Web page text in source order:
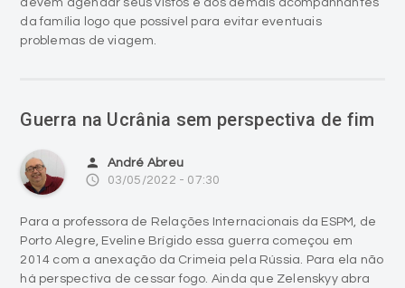
da família logo que possível para evitar eventuais
problemas de viagem.
Guerra na Ucrânia sem perspectiva de fim
person André Abreu
access_time 03/05/2022 - 07:30
Para a professora de Relações Internacionais da ESPM, de
Porto Alegre, Eveline Brígido essa guerra começou em
2014 com a anexação da Crimeia pela Rússia. Para ela não
há perspectiva de cessar fogo. Ainda que Zelenskyy abra